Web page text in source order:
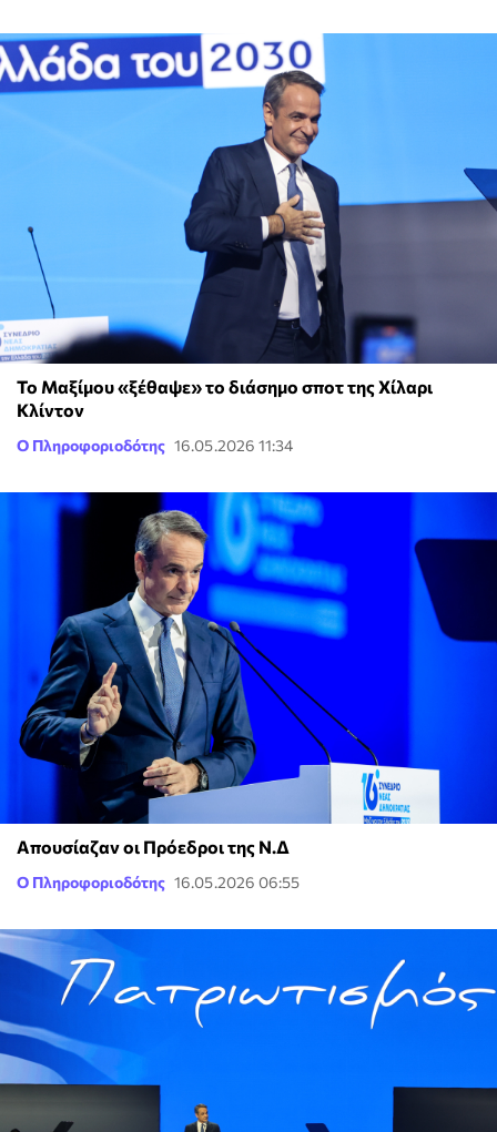
Το Μαξίμου «ξέθαψε» το διάσημο σποτ της Χίλαρι
Κλίντον
Ο Πληροφοριοδότης 16.05.2026 11:34
Απουσίαζαν οι Πρόεδροι της Ν.Δ
Ο Πληροφοριοδότης 16.05.2026 06:55